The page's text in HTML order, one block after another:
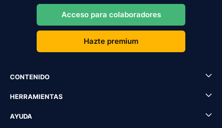
Acceso para colaboradores
Hazte premium
CONTENIDO
HERRAMIENTAS
AYUDA